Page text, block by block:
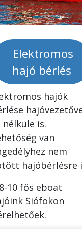
Elektromos
hajó bérlés
hajók
nélküle is.
van
nem
hajóbérlésre
10 fős eboat
Siófokon